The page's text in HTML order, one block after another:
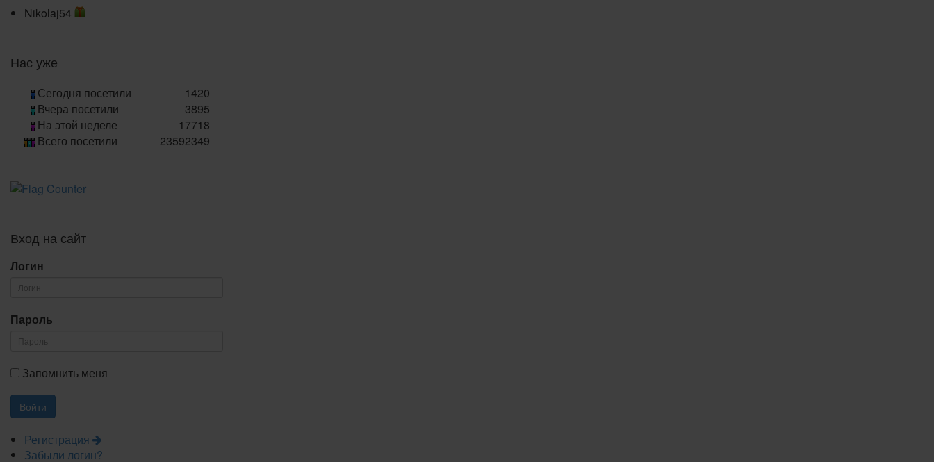
Nikolaj54
Нас уже
Сегодня посетили
1420
Вчера посетили
3895
На этой неделе
17718
Всего посетили
23592349
Вход на сайт
Логин
Пароль
Запомнить меня
Регистрация
Забыли логин?